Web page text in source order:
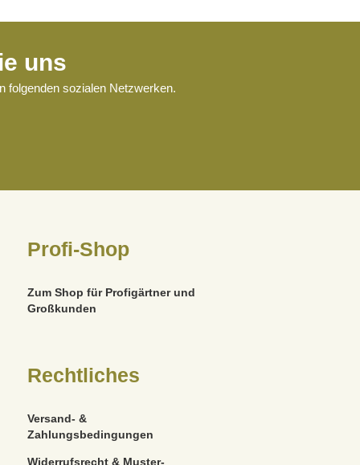
uns
folgenden sozialen Netzwerken.
Profi-Shop
Zum Shop für Profigärtner und
Großkunden
Rechtliches
Versand- &
Zahlungsbedingungen
Widerrufsrecht & Muster-